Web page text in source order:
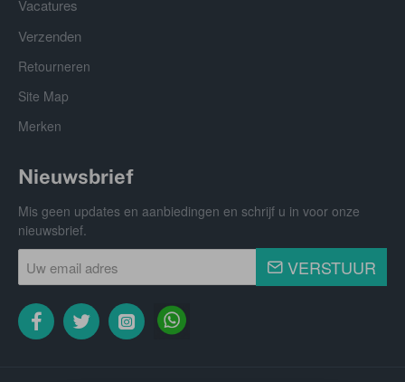
Vacatures
Verzenden
Retourneren
Site Map
Merken
Nieuwsbrief
Mis geen updates en aanbiedingen en schrijf u in voor onze
nieuwsbrief.
Uw
email
adres
VERSTUUR